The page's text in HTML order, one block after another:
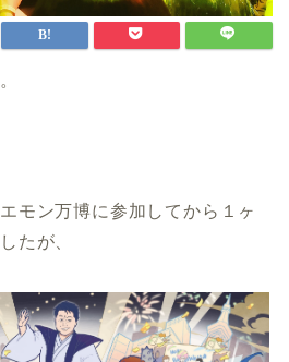
モン万博に参加してから１ヶ
たが、